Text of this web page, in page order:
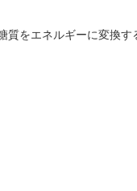
をエネルギーに変換